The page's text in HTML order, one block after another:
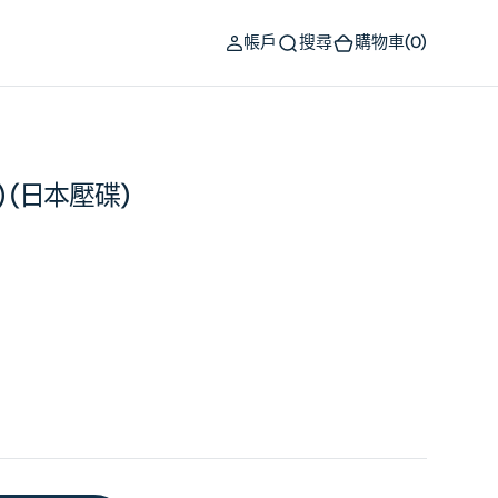
帳戶 搜尋 購物車(0)
(日本壓碟)